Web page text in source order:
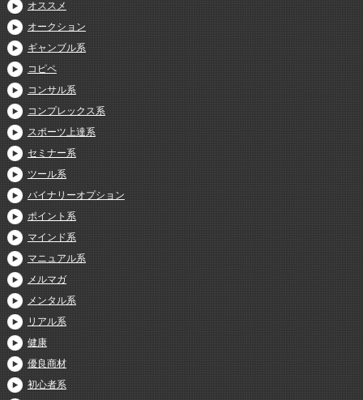
オススメ
オークション
ギャンブル系
コピペ
コンサル系
コンプレックス系
スポーツ上達系
セミナー系
ツール系
バイナリーオプション
ポイント系
マインド系
マニュアル系
メルマガ
メンタル系
リアル系
健康
優良商材
初心者系